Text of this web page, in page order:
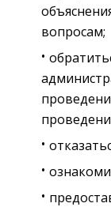
вопросам;